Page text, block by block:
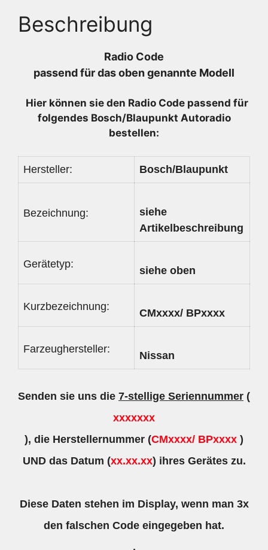
Beschreibung
Radio Code
passend für das oben genannte Modell
Hier können sie den RadioCode passend für
folgendes Bosch/Blaupunkt Autoradio
bestellen:
Hersteller: Bosch/Blaupunkt
Bezeichnung:
siehe
Artikelbeschreibung
Gerätetyp:
siehe oben
Kurzbezeichnung:
CMxxxx/ BPxxxx
Farzeughersteller:
Nissan
Senden sie uns die 7-stellige Seriennummer (
xxxxxxx
), die Herstellernummer (CMxxxx/ BPxxxx )
UND das Datum (xx.xx.xx) ihres Gerätes zu.
Diese Daten stehen im Display, wenn man 3x
den falschen Code eingegeben hat.
.